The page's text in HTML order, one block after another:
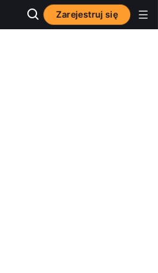
Zarejestruj się